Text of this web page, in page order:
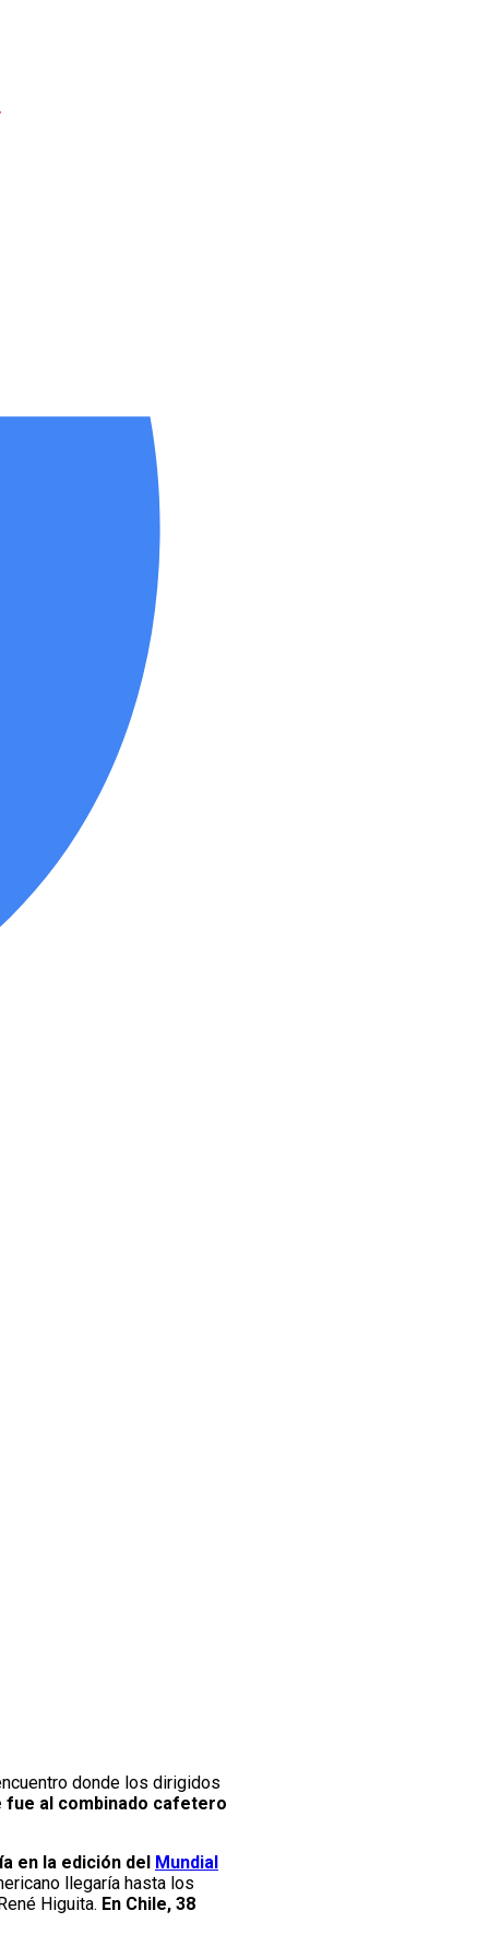
donde los dirigidos
fue al combinado cafetero
en la edición del
Mundial
llegaría hasta los
Higuita. En Chile, 38